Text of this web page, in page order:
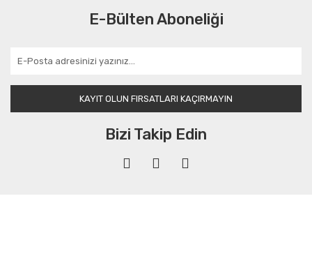
E-Bülten Aboneliği
KAYIT OLUN FIRSATLARI KAÇIRMAYIN
Bizi Takip Edin